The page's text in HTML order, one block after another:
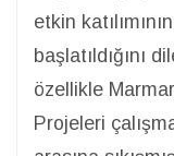
etkin
başlatıldığını
özellikle
Projeleri